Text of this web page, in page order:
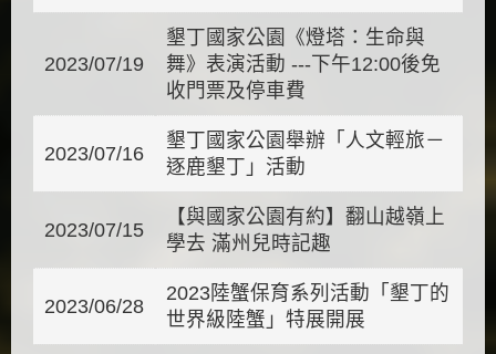
2023/07/19
墾丁國家公園《燈塔：生命與
舞》表演活動 ---下午12:00後免
收門票及停車費
2023/07/16
墾丁國家公園舉辦「人文輕旅－
逐鹿墾丁」活動
2023/07/15
【與國家公園有約】翻山越嶺上
學去 滿州兒時記趣
2023/06/28
2023陸蟹保育系列活動「墾丁的
世界級陸蟹」特展開展